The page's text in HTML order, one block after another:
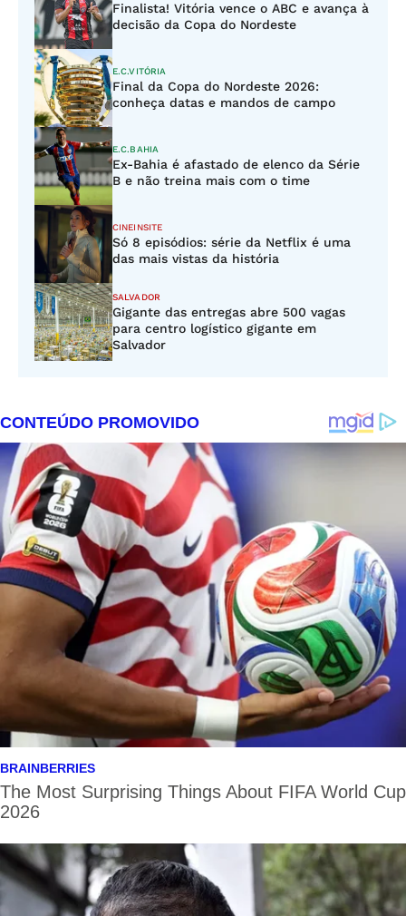
Finalista! Vitória vence o ABC e avança à
decisão da Copa do Nordeste
E.C.VITÓRIA
Final da Copa do Nordeste 2026:
conheça datas e mandos de campo
E.C.BAHIA
Ex-Bahia é afastado de elenco da Série
B e não treina mais com o time
CINEINSITE
Só 8 episódios: série da Netflix é uma
das mais vistas da história
SALVADOR
Gigante das entregas abre 500 vagas
para centro logístico gigante em
Salvador